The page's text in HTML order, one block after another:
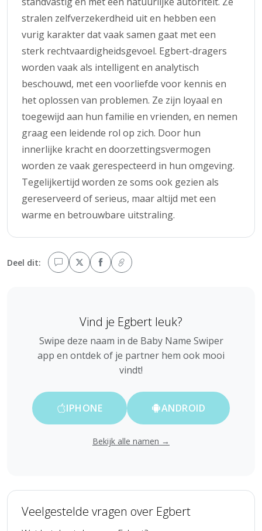
stralen zelfverzekerdheid uit en hebben een
vurig karakter dat vaak samen gaat met een
sterk rechtvaardigheidsgevoel. Egbert-dragers
worden vaak als intelligent en analytisch
beschouwd, met een voorliefde voor kennis en
het oplossen van problemen. Ze zijn loyaal en
toegewijd aan hun familie en vrienden, en nemen
graag een leidende rol op zich. Door hun
innerlijke kracht en doorzettingsvermogen
worden ze vaak gerespecteerd in hun omgeving.
Tegelijkertijd worden ze soms ook gezien als
gereserveerd of serieus, maar altijd met een
warme en betrouwbare uitstraling.
Deel dit:
Vind je Egbert leuk?
Swipe deze naam in de Baby Name Swiper
app en ontdek of je partner hem ook mooi
vindt!
IPHONE ANDROID
Bekijk alle namen →
Veelgestelde vragen over Egbert